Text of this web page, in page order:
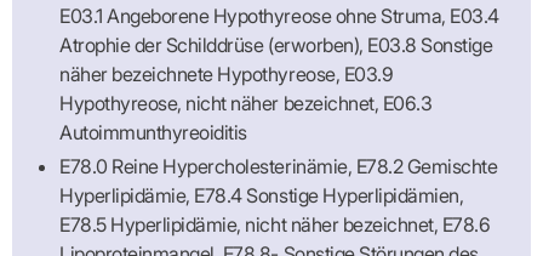
E03.1 Angeborene Hypothyreose ohne Struma, E03.4
Atrophie der Schilddrüse (erworben), E03.8 Sonstige
näher bezeichnete Hypothyreose, E03.9
Hypothyreose, nicht näher bezeichnet, E06.3
Autoimmunthyreoiditis
E78.0 Reine Hypercholesterinämie, E78.2 Gemischte
Hyperlipidämie, E78.4 Sonstige Hyperlipidämien,
E78.5 Hyperlipidämie, nicht näher bezeichnet, E78.6